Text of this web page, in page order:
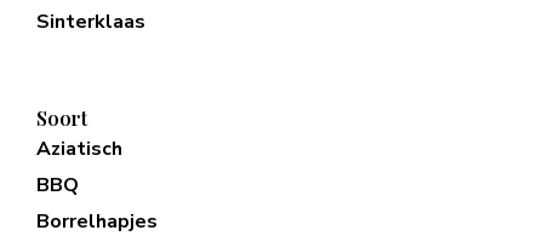
Sinterklaas
Soort
Aziatisch
BBQ
Borrelhapjes